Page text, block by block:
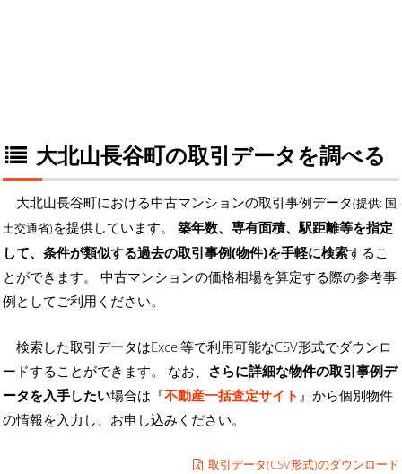
大北山長谷町の取引データを調べる
大北山長谷町における中古マンションの取引事例データ(提供: 国
土交通省)を提供しています。 築年数、専有面積、駅距離等を指定
して、条件が類似する過去の取引事例(物件)を手軽に検索するこ
とができます。 中古マンションの価格相場を算定する際の参考事
例としてご利用ください。
検索した取引データはExcel等で利用可能なCSV形式でダウンロ
ードすることができます。 なお、 さらに詳細な物件の取引事例デ
ータを入手したい場合は『不動産一括査定サイト 』から個別物件
の情報を入力し、お申し込みください。
取引データ(CSV形式)のダウンロード